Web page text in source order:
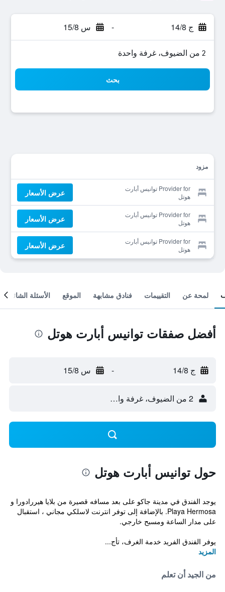
ج 14/8 - س 15/8
2 من الضيوف، غرفة واحدة
بحث
مزود
Provider for توانيس أبارت
هوتل
عرض الأسعار
Provider for توانيس أبارت
هوتل
عرض الأسعار
Provider for توانيس أبارت
هوتل
عرض الأسعار
لمحة عن التقييمات فنادق مشابهة الموقع الأسئلة الشائعة
أفضل صفقات توانيس أبارت هوتل
ج 14/8 - س 15/8
2 من الضيوف، غرفة واحدة
حول توانيس أبارت هوتل
يوجد الفندق في مدينة جاكو على بعد مسافه قصيرة من بلايا هيررادورا و
Playa Hermosa. بالإضافة إلى توفر انترنت لاسلكي مجاني ، استقبال
على مدار الساعة ومسبح خارجي.
يوفر الفندق الفريد خدمة الغرف، تأج...
المزيد
من الجيد أن تعلم